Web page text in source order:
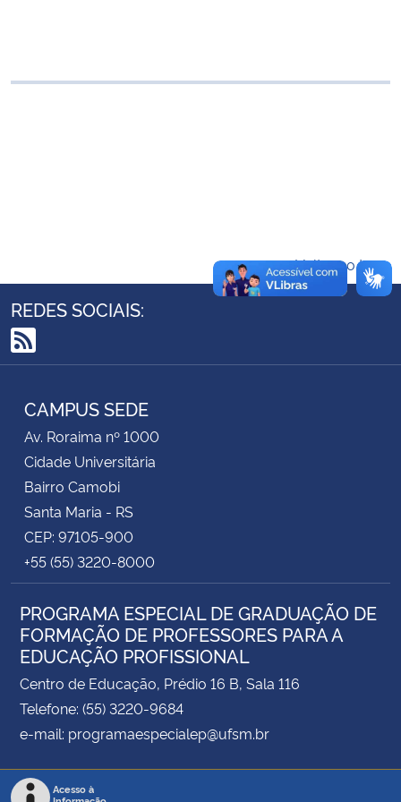
Controladoria-Geral da União
Secretaria-Geral
Secretaria de Governo
Gabinete de Segurança Institucional
Advocacia-Geral da União
Banco Central do Brasil
Planalto
Voltar ao topo
REDES SOCIAIS:
RSS
CAMPUS SEDE
Av. Roraima nº 1000
Cidade Universitária
Bairro Camobi
Santa Maria - RS
CEP: 97105-900
+55 (55) 3220-8000
PROGRAMA ESPECIAL DE GRADUAÇÃO DE
FORMAÇÃO DE PROFESSORES PARA A
EDUCAÇÃO PROFISSIONAL
Centro de Educação, Prédio 16 B, Sala 116
Telefone: (55) 3220-9684
e-mail: programaespecialep@ufsm.br
Acesso à